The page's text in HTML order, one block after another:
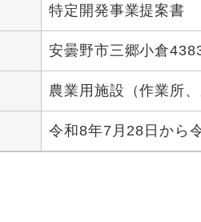
特定開発事業提案書
安曇野市三郷小倉
農業用施設（作業所
令和8年7月28日から